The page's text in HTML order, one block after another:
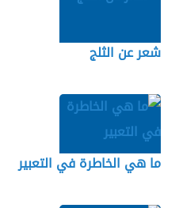
شعر عن الثلج
ما هي الخاطرة في التعبير